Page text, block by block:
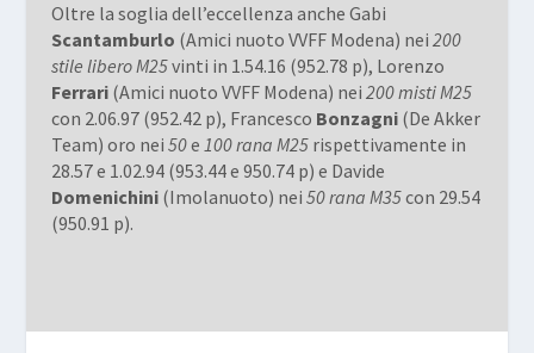
Oltre la soglia dell’eccellenza anche Gabi
Scantamburlo (Amici nuoto VVFF Modena) nei 200
stile libero M25vinti in 1.54.16 (952.78 p), Lorenzo
Ferrari(Amici nuoto VVFF Modena) nei 200 misti M25
con 2.06.97 (952.42 p), Francesco Bonzagni(De Akker
Team) oro nei 50e 100 rana M25rispettivamente in
28.57 e 1.02.94 (953.44 e 950.74 p) e Davide
Domenichini(Imolanuoto) nei 50 rana M35con 29.54
(950.91 p).